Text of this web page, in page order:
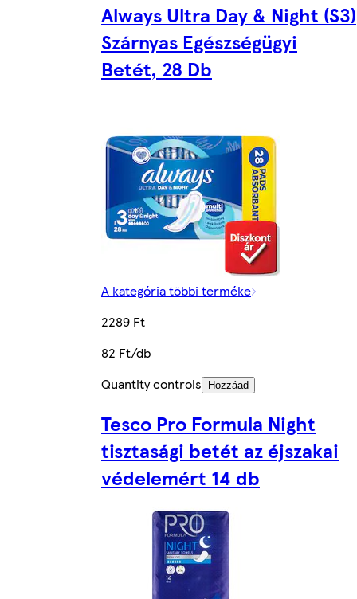
Always Ultra Day & Night (S3)
Szárnyas Egészségügyi
Betét, 28 Db
A kategória többi terméke
2289 Ft
82 Ft/db
Quantity controls
Hozzáad
Tesco Pro Formula Night
tisztasági betét az éjszakai
védelemért 14 db